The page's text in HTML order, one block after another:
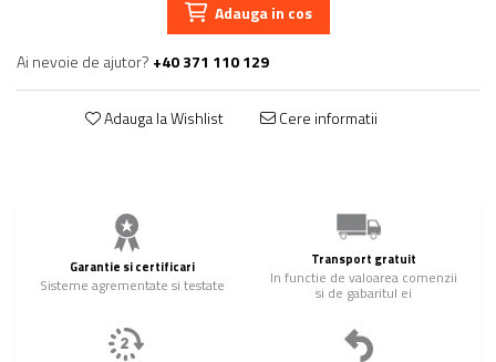
Adauga in cos
Ai nevoie de ajutor? +40 371 110 129
Adauga la Wishlist Cere informatii
Garantie si certificari
Sisteme agrementate si testate
Transport gratuit
In functie de valoarea comenzii
si de gabaritul ei